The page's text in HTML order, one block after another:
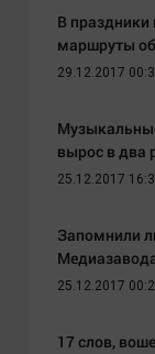
В праздники
маршруты
29.12.2017
вырос в два
25.12.2017
Запомнили
25.12.2017
17 слов,